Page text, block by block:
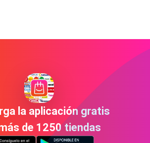
la aplicación gratis
de 1250 tiendas